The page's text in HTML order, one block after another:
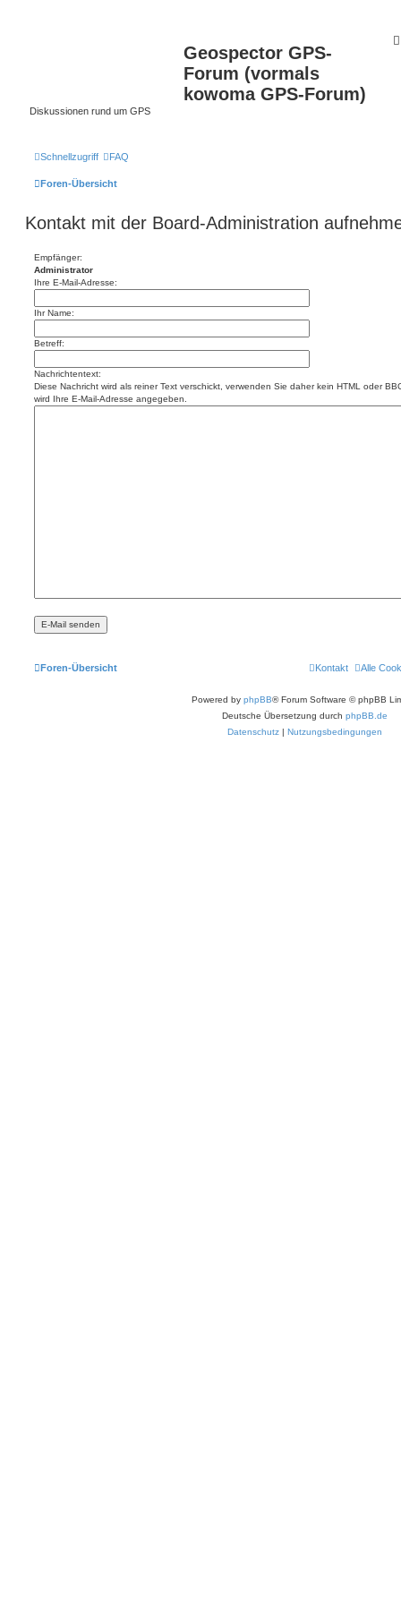
Geospector GPS-
Forum (vormals
kowoma GPS-Forum)
Diskussionen rund um GPS
Schnellzugriff FAQ
Foren-Übersicht
Kontakt mit der Board-Administration
Empfänger:
Administrator
Ihre E-Mail-Adresse:
Ihr Name:
Betreff:
Nachrichtentext:
Diese Nachricht wird als reiner Text verschickt, verwenden Sie daher kein HTML oder
wird Ihre E-Mail-Adresse angegeben.
Foren-Übersicht Alle
Kontakt
Powered by phpBB® Forum Software © phpBB
Deutsche Übersetzung durch phpBB.de
Datenschutz | Nutzungsbedingungen